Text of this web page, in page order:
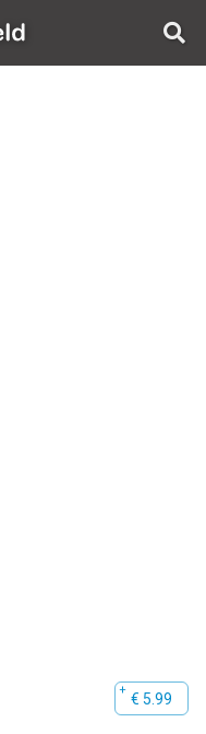
AppWereld
€ 5.99